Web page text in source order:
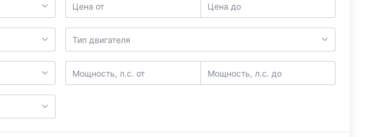
Цена от Цена до
Тип двигателя
Мощность, л.с. от Мощность, л.с. до